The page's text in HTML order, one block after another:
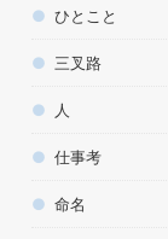
ひとこと
三叉路
人
仕事考
命名